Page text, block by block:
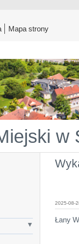
Mapa strony
w
2025-08-
Łany